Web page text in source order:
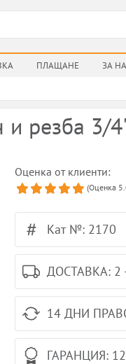
ПЛАЩАНЕ ЗА
и резба 3/
Оценка от клиенти:
(Оценка
Кат №: 2170
ДОСТАВКА: 2
14 ДНИ
ГАРАНЦИЯ: